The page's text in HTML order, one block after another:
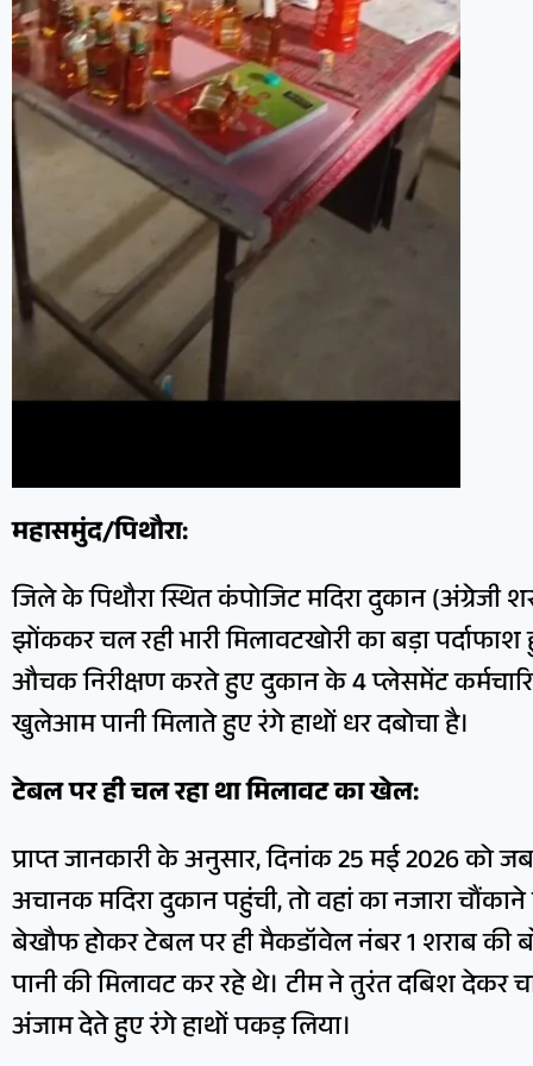
महासमुंद/पिथौरा:
जिले के पिथौरा स्थित कंपोजिट मदिरा दुकान
झोंककर चल रही भारी मिलावटखोरी का बड़ा
औचक निरीक्षण करते हुए दुकान के 4 प्लेसमेंट
खुलेआम पानी मिलाते हुए रंगे हाथों धर दबोचा है।
टेबल पर ही चल रहा था मिलावट का खेल:
प्राप्त जानकारी के अनुसार, दिनांक 25 मई 2026 को
अचानक मदिरा दुकान पहुंची, तो वहां का नजारा चौंकाने
बेखौफ होकर टेबल पर ही मैकडॉवेल नंबर 1 शराब की
पानी की मिलावट कर रहे थे। टीम ने तुरंत दबिश
अंजाम देते हुए रंगे हाथों पकड़ लिया।